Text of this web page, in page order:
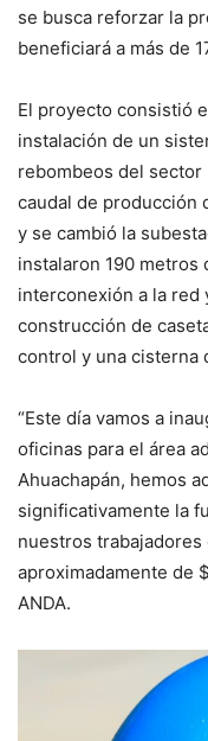
se busca reforzar la
beneficiará a más de
El proyecto consistió
instalación de un
rebombeos del sector
caudal de producción
y se cambió la
instalaron 190 metros
interconexión a la red
construcción de
control y una cisterna
“Este día vamos a
oficinas para el área
Ahuachapán, hemos
significativamente la
nuestros
aproximadamente de
ANDA.